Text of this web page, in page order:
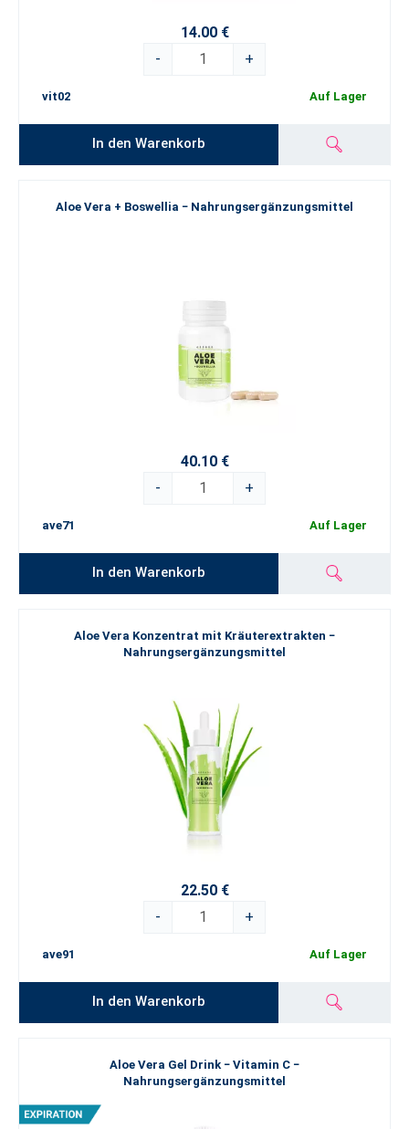
14.00 €
-
+
vit02 Auf Lager
In den Warenkorb
Aloe Vera + Boswellia − Nahrungsergänzungsmittel
40.10 €
-
+
ave71 Auf Lager
In den Warenkorb
Aloe Vera Konzentrat mit Kräuterextrakten −
Nahrungsergänzungsmittel
22.50 €
-
+
ave91 Auf Lager
In den Warenkorb
Aloe Vera Gel Drink − Vitamin C −
Nahrungsergänzungsmittel